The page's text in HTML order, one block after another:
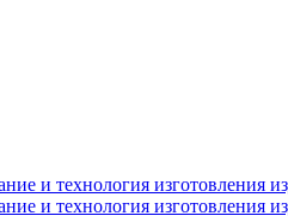
и технология изготовления
и технология изготовления